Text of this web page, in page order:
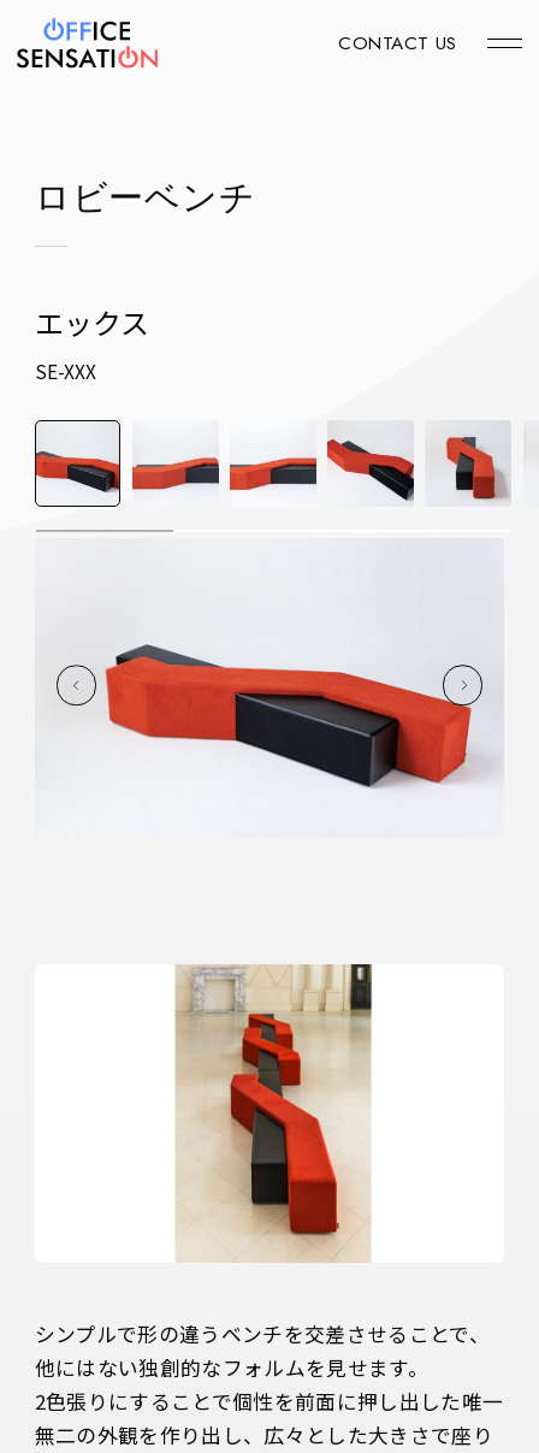
CONTACT US
ロビーベンチ
エックス
SE-XXX
シンプルで形の違うベンチを交差させることで、
他にはない独創的なフォルムを見せます。
2色張りにすることで個性を前面に押し出した唯一
無二の外観を作り出し、広々とした大きさで座り